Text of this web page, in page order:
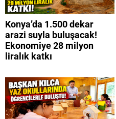
Konya’da 1.500 dekar
arazi suyla buluşacak!
Ekonomiye 28 milyon
liralık katkı